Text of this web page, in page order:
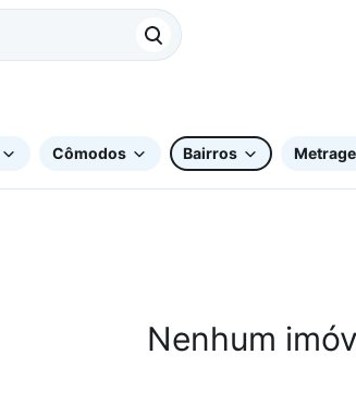
Cômodos Bairros
Nenhum